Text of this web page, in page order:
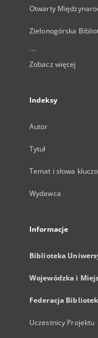
Otwarty
Zielonogórska
...
Zobacz więcej
Indeksy
Autor
Tytuł
Temat i słowa
Wydawca
Informacje
Biblioteka
Wojewódzka i
Federacja
Uczestnicy Projektu